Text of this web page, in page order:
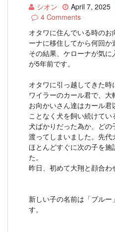
シオン April 7, 2025
4 Comments
オタワに住んでいる時の
ーナに移住してから何回か
その結果、ケローナが気
が5年前です。
オタワに引っ越してきた時
ワイラーのカール君で、大
お向かいさん達はカール
ことなく犬を飼い続けて
犬ばかりだった為か、ど
渡ってしまいました。先代
ほとんどすぐに次の子を施
た。
昨日、初めて大翔と顔合わ
新しい子の名前は「ブル
す。